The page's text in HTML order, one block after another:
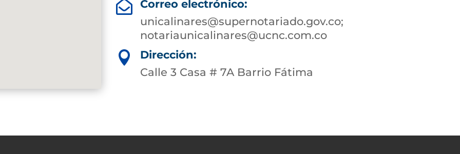

Correo electrónico:
unicalinares@supernotariado.gov.co;
notariaunicalinares@ucnc.com.co

Dirección:
Calle 3 Casa # 7A Barrio Fátima